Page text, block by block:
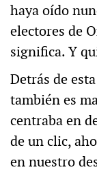
haya oído
electores de
significa. Y
Detrás de
también es
centraba en
de un clic,
en nuestro